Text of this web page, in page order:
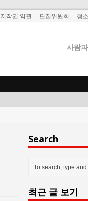
저작권·약관 편집위원회 청
사람
Search
최근 글 보기